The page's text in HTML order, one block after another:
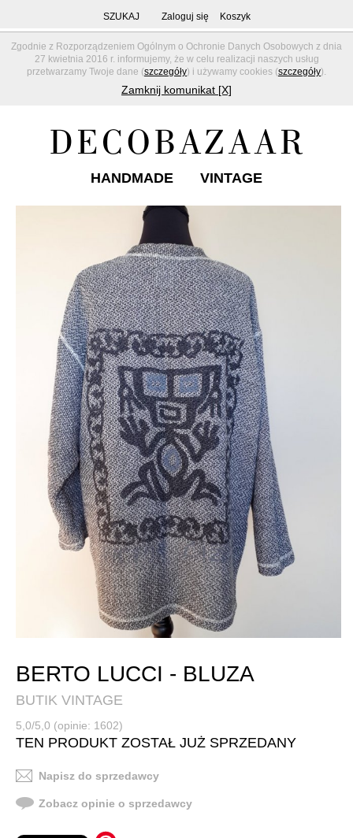
Zgodnie z Rozporządzeniem Ogólnym o Ochronie Danych Osobowych z dnia
27 kwietnia 2016 r. informujemy, że w celu realizacji naszych usług
przetwarzamy Twoje dane (szczegóły) i używamy cookies (szczegóły).
Zamknij komunikat [X]
SZUKAJ Zaloguj się Koszyk
HANDMADE VINTAGE
BERTO LUCCI - BLUZA
BUTIK VINTAGE
5,0/5,0 (opinie: 1602)
TEN PRODUKT ZOSTAŁ JUŻ SPRZEDANY
Napisz do sprzedawcy
Zobacz opinie o sprzedawcy